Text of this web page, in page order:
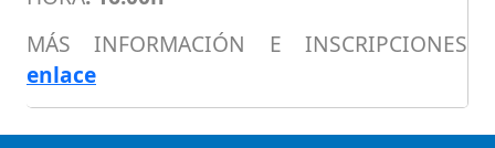
MÁS INFORMACIÓN E INSCRIPCIONES
enlace